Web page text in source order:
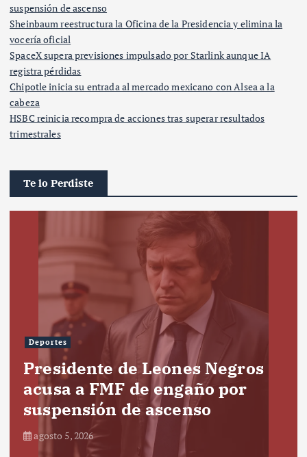
suspensión de ascenso
Sheinbaum reestructura la Oficina de la Presidencia y elimina la
vocería oficial
SpaceX supera previsiones impulsado por Starlink aunque IA
registra pérdidas
Chipotle inicia su entrada al mercado mexicano con Alsea a la
cabeza
HSBC reinicia recompra de acciones tras superar resultados
trimestrales
Te lo Perdiste
Deportes
Presidente de Leones Negros
acusa a FMF de engaño por
suspensión de ascenso
agosto 5, 2026